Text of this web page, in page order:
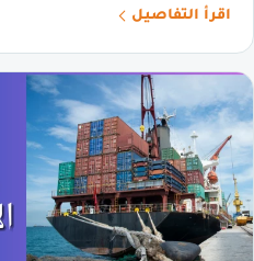
اقرأ التفاصيل